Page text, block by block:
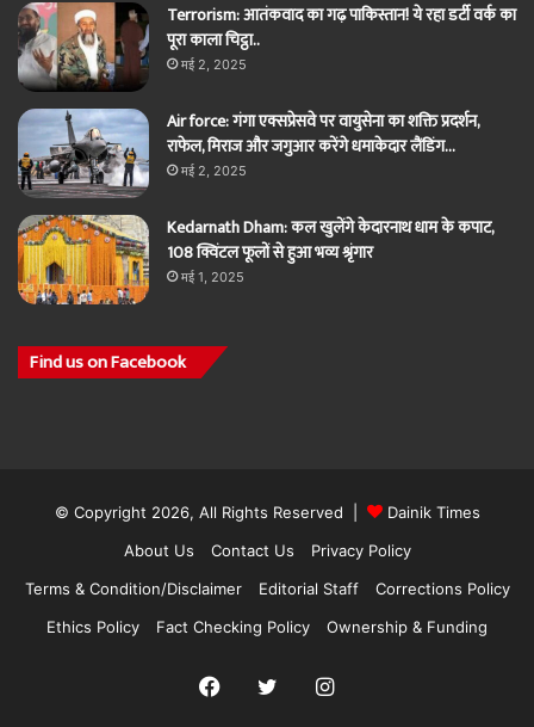
Terrorism: आतंकवाद का गढ़ पाकिस्तान! ये रहा डर्टी वर्क का
पूरा काला चिट्ठा..
मई 2, 2025
Air force: गंगा एक्सप्रेसवे पर वायुसेना का शक्ति प्रदर्शन,
राफेल, मिराज और जगुआर करेंगे धमाकेदार लैंडिंग…
मई 2, 2025
Kedarnath Dham: कल खुलेंगे केदारनाथ धाम के कपाट,
108 क्विंटल फूलों से हुआ भव्य श्रृंगार
मई 1, 2025
Find us on Facebook
© Copyright 2026, All Rights Reserved |
Dainik Times
About Us
Contact Us
Privacy Policy
Terms & Condition/Disclaimer
Editorial Staff
Corrections Policy
Ethics Policy
Fact Checking Policy Ownership & Funding
Facebook
TwitterInstagram